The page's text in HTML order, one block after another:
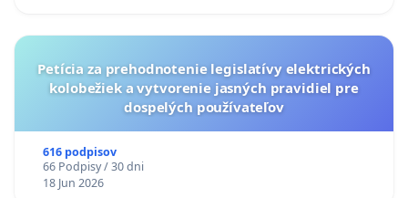
Petícia za prehodnotenie legislatívy elektrických
kolobežiek a vytvorenie jasných pravidiel pre
dospelých používateľov
616 podpisov
66 Podpisy / 30 dni
18 Jun 2026